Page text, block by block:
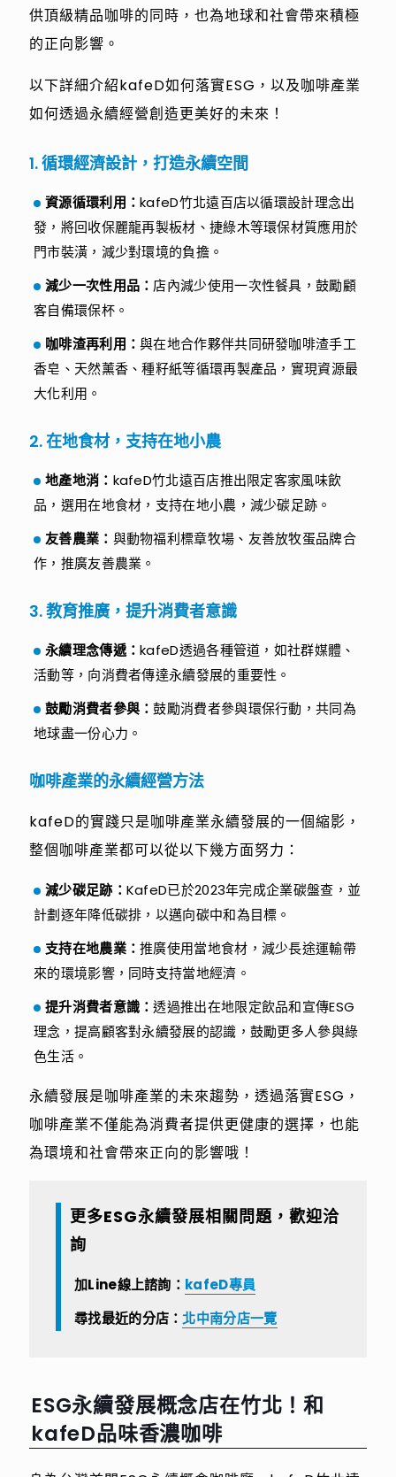
供頂級精品咖啡的同時，也為地球和社會帶來積極
的正向影響。
以下詳細介紹kafeD如何落實ESG，以及咖啡產業
如何透過永續經營創造更美好的未來！
1. 循環經濟設計，打造永續空間
資源循環利用：kafeD竹北遠百店以循環設計理念出
發，將回收保麗龍再製板材、捷綠木等環保材質應用於
門市裝潢，減少對環境的負擔。
減少一次性用品：店內減少使用一次性餐具，鼓勵顧
客自備環保杯。
咖啡渣再利用：與在地合作夥伴共同研發咖啡渣手工
香皂、天然薰香、種籽紙等循環再製產品，實現資源最
大化利用。
2. 在地食材，支持在地小農
地產地消： kafeD竹北遠百店推出限定客家風味飲
品，選用在地食材，支持在地小農，減少碳足跡。
友善農業： 與動物福利標章牧場、友善放牧蛋品牌合
作，推廣友善農業。
3. 教育推廣，提升消費者意識
永續理念傳遞：kafeD透過各種管道，如社群媒體、
活動等，向消費者傳達永續發展的重要性。
鼓勵消費者參與：鼓勵消費者參與環保行動，共同為
地球盡一份心力。
咖啡產業的永續經營方法
kafeD的實踐只是咖啡產業永續發展的一個縮影，
整個咖啡產業都可以從以下幾方面努力：
減少碳足跡： KafeD已於2023年完成企業碳盤查，並
計劃逐年降低碳排，以邁向碳中和為目標。
支持在地農業：推廣使用當地食材，減少長途運輸帶
來的環境影響，同時支持當地經濟。
提升消費者意識：透過推出在地限定飲品和宣傳ESG
理念，提高顧客對永續發展的認識，鼓勵更多人參與綠
色生活。
永續發展是咖啡產業的未來趨勢，透過落實ESG，
咖啡產業不僅能為消費者提供更健康的選擇，也能
為環境和社會帶來正向的影響哦！
更多ESG永續發展相關問題，歡迎洽
詢
加Line線上諮詢： kafeD專員
尋找最近的分店：北中南分店一覽
ESG永續發展概念店在竹北！和
kafeD品味香濃咖啡